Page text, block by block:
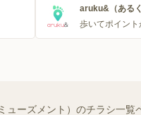
aruku&（あるく
歩いてポイント
ューズメント）のチラシ一